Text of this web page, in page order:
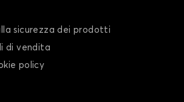
sicurezza dei prodotti
di vendita
policy